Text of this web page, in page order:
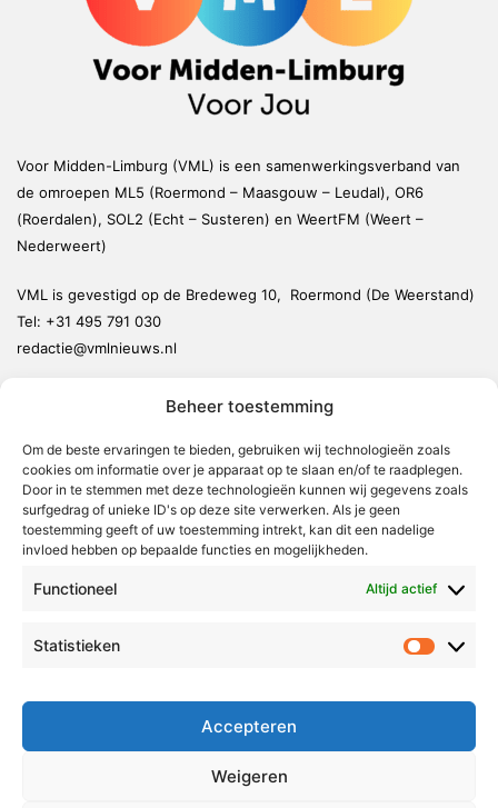
Beheer toestemming
Om de beste ervaringen te bieden, gebruiken wij technologieën zoals
cookies om informatie over je apparaat op te slaan en/of te raadplegen.
Door in te stemmen met deze technologieën kunnen wij gegevens zoals
surfgedrag of unieke ID's op deze site verwerken. Als je geen
toestemming geeft of uw toestemming intrekt, kan dit een nadelige
invloed hebben op bepaalde functies en mogelijkheden.
Functioneel Altijd actief
Statistieken
Accepteren
Weigeren
Voor Midden-Limburg (VML) is een samenwerkingsverband van
de omroepen ML5 (Roermond – Maasgouw – Leudal), OR6
(Roerdalen), SOL2 (Echt – Susteren) en WeertFM (Weert –
Nederweert)
VML is gevestigd op de Bredeweg 10, Roermond (De Weerstand)
Tel: +31 495 791 030
redactie@vmlnieuws.nl
Leudal
Maasgouw
Echt-Susteren
Radio & TV